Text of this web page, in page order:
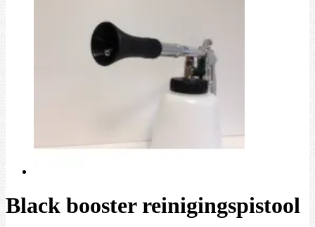
Black booster reinigingspistool